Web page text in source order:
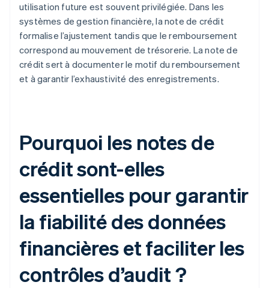
utilisation future est souvent privilégiée. Dans les
systèmes de gestion financière, la note de crédit
formalise l’ajustement tandis que le remboursement
correspond au mouvement de trésorerie. La note de
crédit sert à documenter le motif du remboursement
et à garantir l’exhaustivité des enregistrements.
Pourquoi les notes de
crédit sont-elles
essentielles pour garantir
la fiabilité des données
financières et faciliter les
contrôles d’audit ?